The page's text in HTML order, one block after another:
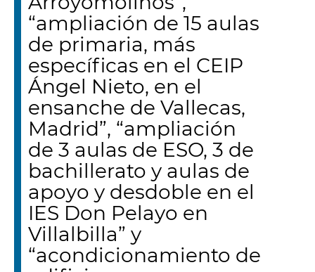
“ampliación de 15 aulas
de primaria, más
específicas en el CEIP
Ángel Nieto, en el
ensanche de Vallecas,
Madrid”, “ampliación
de 3 aulas de ESO, 3 de
bachillerato y aulas de
apoyo y desdoble en el
IES Don Pelayo en
Villalbilla” y
“acondicionamiento de